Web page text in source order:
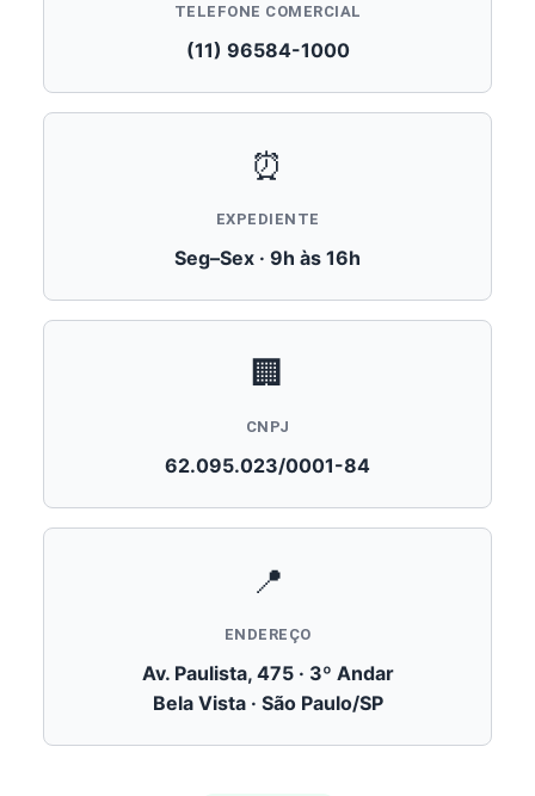
TELEFONE COMERCIAL
(11) 96584-1000
⏰
EXPEDIENTE
Seg–Sex · 9h às 16h
🏢
CNPJ
62.095.023/0001-84
📍
ENDEREÇO
Av. Paulista, 475 · 3º Andar
Bela Vista · São Paulo/SP